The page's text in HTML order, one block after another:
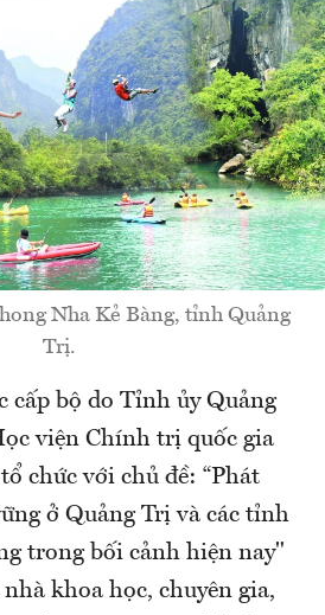
Nha Kẻ Bàng, tỉnh Quảng
Trị.
cấp bộ do Tỉnh ủy Quảng
viện Chính trị quốc gia
chức với chủ đề: “Phát
ở Quảng Trị và các tỉnh
trong bối cảnh hiện nay"
khoa học, chuyên gia,